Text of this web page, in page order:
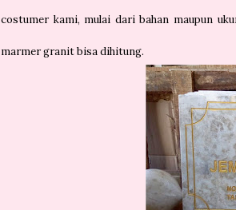
costumer kami, mulai dari bahan maupun
marmer granit bisa dihitung.